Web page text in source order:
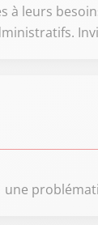
à leurs
une